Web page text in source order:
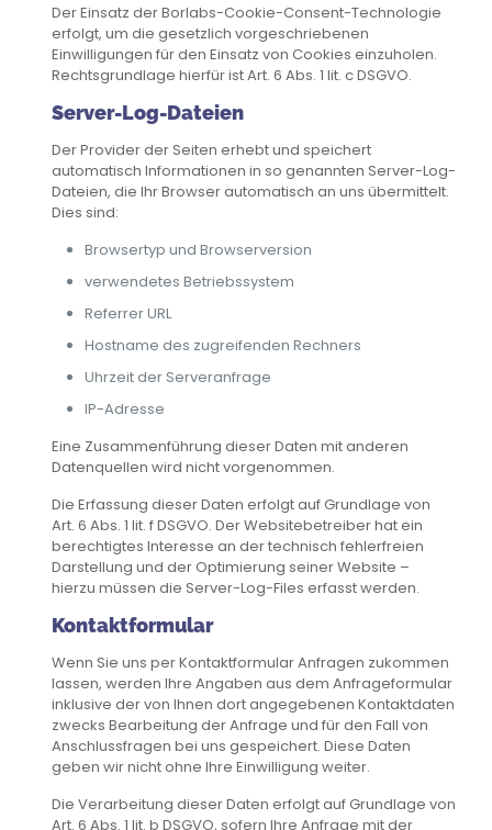
Der Einsatz der Borlabs-Cookie-Consent-Technologie
erfolgt, um die gesetzlich vorgeschriebenen
Einwilligungen für den Einsatz von Cookies einzuholen.
Rechtsgrundlage hierfür ist Art. 6 Abs. 1 lit. c DSGVO.
Server-Log-Dateien
Der Provider der Seiten erhebt und speichert
automatisch Informationen in so genannten Server-Log-
Dateien, die Ihr Browser automatisch an uns übermittelt.
Dies sind:
Browsertyp und Browserversion
verwendetes Betriebssystem
Referrer URL
Hostname des zugreifenden Rechners
Uhrzeit der Serveranfrage
IP-Adresse
Eine Zusammenführung dieser Daten mit anderen
Datenquellen wird nicht vorgenommen.
Die Erfassung dieser Daten erfolgt auf Grundlage von
Art. 6 Abs. 1 lit. f DSGVO. Der Websitebetreiber hat ein
berechtigtes Interesse an der technisch fehlerfreien
Darstellung und der Optimierung seiner Website –
hierzu müssen die Server-Log-Files erfasst werden.
Kontaktformular
Wenn Sie uns per Kontaktformular Anfragen zukommen
lassen, werden Ihre Angaben aus dem Anfrageformular
inklusive der von Ihnen dort angegebenen Kontaktdaten
zwecks Bearbeitung der Anfrage und für den Fall von
Anschlussfragen bei uns gespeichert. Diese Daten
geben wir nicht ohne Ihre Einwilligung weiter.
Die Verarbeitung dieser Daten erfolgt auf Grundlage von
Art. 6 Abs. 1 lit. b DSGVO, sofern Ihre Anfrage mit der